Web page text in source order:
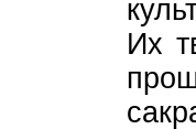
Их